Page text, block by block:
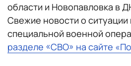
области и Новопавловка в
Свежие новости о ситуации
специальной военной
разделе «СВО» на сайте